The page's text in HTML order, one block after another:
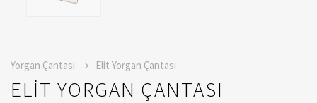
Yorgan Çantası Elit Yorgan Çantası
ELİT YORGAN ÇANTASI